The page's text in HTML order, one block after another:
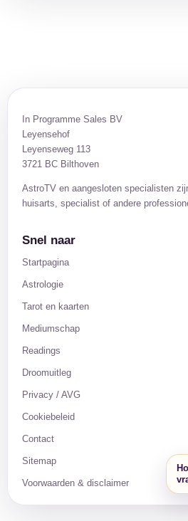
In Programme Sales BV
Leyensehof
Leyenseweg 113
3721 BC Bilthoven
AstroTV en aangesloten specialisten
huisarts, specialist of andere
Snel naar
Startpagina
Astrologie
Tarot en kaarten
Mediumschap
Readings
Droomuitleg
Privacy / AVG
Cookiebeleid
Contact
Sitemap
Voorwaarden & disclaimer